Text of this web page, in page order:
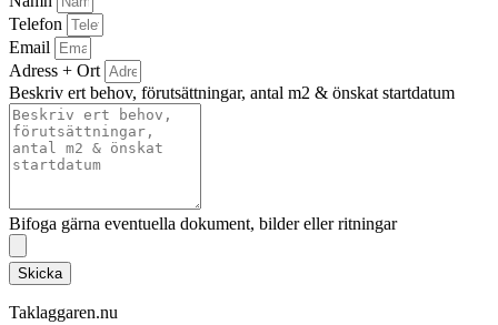
Telefon
Email
Adress + Ort
Beskriv ert behov, förutsättningar, antal m2 & önskat startdatum
Bifoga gärna eventuella dokument, bilder eller ritningar
Skicka
Taklaggaren.nu